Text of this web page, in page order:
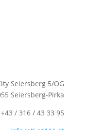
Seiersberg 5/OG
Seiersberg-Pirka
/ 316 / 43 33 95